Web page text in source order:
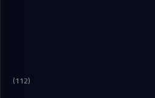
(112)